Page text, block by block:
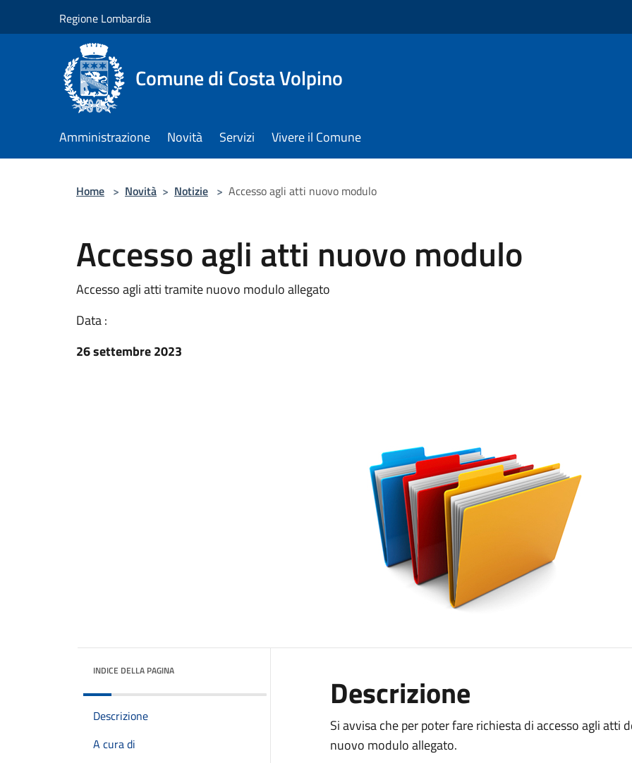
Regione Lombardia
Comune di Costa Volpino
Amministrazione Novità Servizi Vivere il Comune
Home > Novità > Notizie > Accesso agli atti nuovo modulo
Accesso agli atti nuovo modulo
Accesso agli atti tramite nuovo modulo allegato
Data :
26 settembre 2023
INDICE DELLA PAGINA
Descrizione
A cura di
Descrizione
Si avvisa che per poter fare richiesta di accesso agli
nuovo modulo allegato.